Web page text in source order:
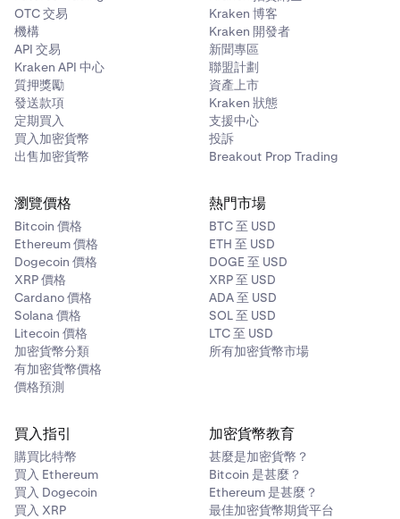
要了解更多關於淨購買限額的資訊並查看其運作方式的例
子，請參閱此
要了解獲准客戶、認可投資者和合資格投資者的資格標準，
請參閱此
OTC 交易
機構
API 交易
Kraken API 中心
質押獎勵
發送款項
定期買入
買入加密貨幣
出售加密貨幣
Kraken 博客
Kraken 開發者
新聞專區
聯盟計劃
資產上市
Kraken 狀態
支援中心
投訴
Breakout Prop Trading
瀏覽價格
Bitcoin 價格
Ethereum 價格
Dogecoin 價格
XRP 價格
Cardano 價格
Solana 價格
Litecoin 價格
加密貨幣分類
有加密貨幣價格
價格預測
熱門市場
BTC 至 USD
ETH 至 USD
DOGE 至 USD
XRP 至 USD
ADA 至 USD
SOL 至 USD
LTC 至 USD
所有加密貨幣市場
買入指引
購買比特幣
買入 Ethereum
買入 Dogecoin
買入 XRP
加密貨幣教育
甚麼是加密貨幣？
Bitcoin 是甚麼？
Ethereum 是甚麼？
最佳加密貨幣期貨平台